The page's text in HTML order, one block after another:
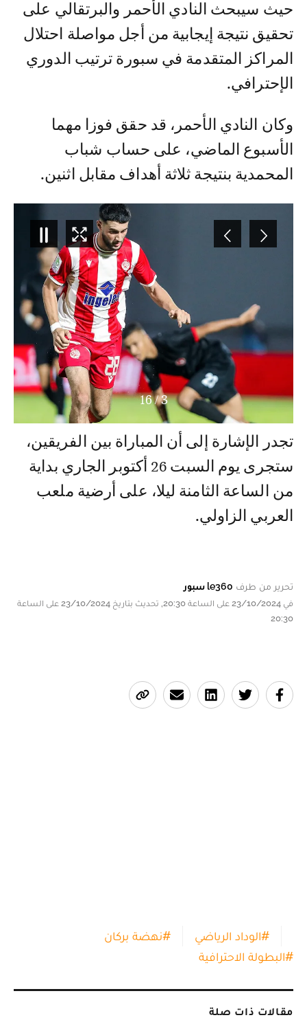
حيث سيبحث النادي الأحمر والبرتقالي على
تحقيق نتيجة إيجابية من أجل مواصلة احتلال
المراكز المتقدمة في سبورة ترتيب الدوري
الإحترافي.
وكان النادي الأحمر، قد حقق فوزا مهما
الأسبوع الماضي، على حساب شباب
المحمدية بنتيجة ثلاثة أهداف مقابل اثنين.
4
/
16
تجدر الإشارة إلى أن المباراة بين الفريقين،
ستجرى يوم السبت 26 أكتوبر الجاري بداية
من الساعة الثامنة ليلا، على أرضية ملعب
العربي الزاولي.
تحرير من طرف le360 سبور
في 23/10/2024 على الساعة 20:30, تحديث بتاريخ 23/10/2024 على الساعة
20:30
#الوداد الرياضي #نهضة بركان
#البطولة الاحترافية
مقالات ذات صلة